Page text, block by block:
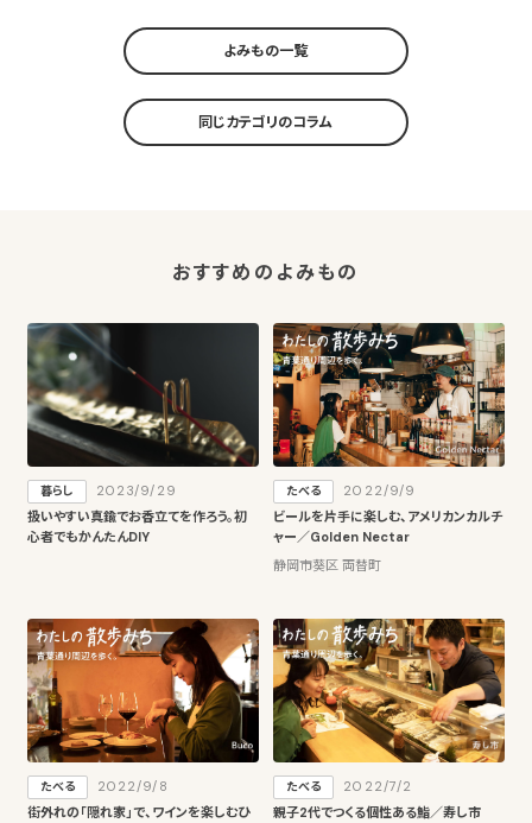
よみもの一覧
同じカテゴリのコラム
おすすめのよみもの
暮らし
2023/9/29
扱いやすい真鍮でお香立てを作ろう。初
心者でもかんたんDIY
たべる
2022/9/9
ビールを片手に楽しむ、アメリカンカルチ
ャー／Golden Nectar
静岡市葵区 両替町
たべる
2022/9/8
街外れの「隠れ家」で、ワインを楽しむひ
たべる
2022/7/2
親子2代でつくる個性ある鮨／寿し市